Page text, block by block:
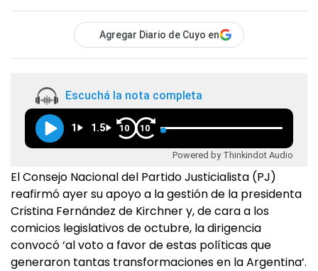
Agregar Diario de Cuyo en
Escuchá la nota completa
1 1.5 10 10
Powered by Thinkindot Audio
El Consejo Nacional del Partido Justicialista (PJ)
reafirmó ayer su apoyo a la gestión de la presidenta
Cristina Fernández de Kirchner y, de cara a los
comicios legislativos de octubre, la dirigencia
convocó ‘al voto a favor de estas políticas que
generaron tantas transformaciones en la Argentina‘.